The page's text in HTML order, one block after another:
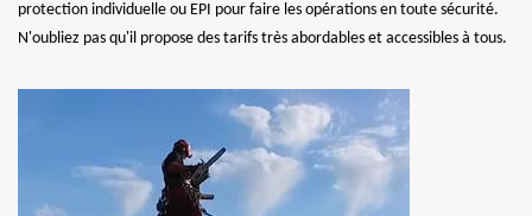
protection individuelle ou EPI pour faire les opérations en toute sécurité.
N'oubliez pas qu'il propose des tarifs très abordables et accessibles à tous.